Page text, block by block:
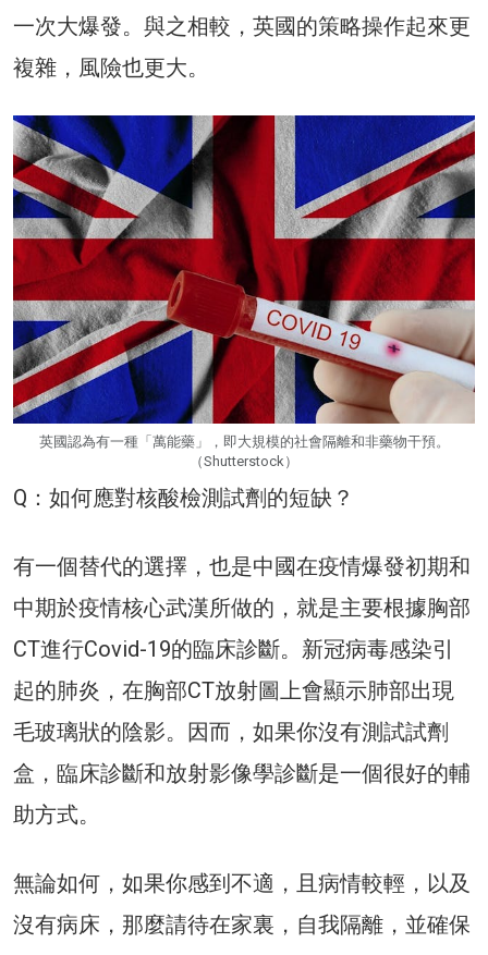
一次大爆發。與之相較，英國的策略操作起來更
複雜，風險也更大。
英國認為有一種「萬能藥」，即大規模的社會隔離和非藥物干預。
（Shutterstock）
Q：如何應對核酸檢測試劑的短缺？
有一個替代的選擇，也是中國在疫情爆發初期和
中期於疫情核心武漢所做的，就是主要根據胸部
CT進行Covid-19的臨床診斷。新冠病毒感染引
起的肺炎，在胸部CT放射圖上會顯示肺部出現
毛玻璃狀的陰影。因而，如果你沒有測試試劑
盒，臨床診斷和放射影像學診斷是一個很好的輔
助方式。
無論如何，如果你感到不適，且病情較輕，以及
沒有病床，那麼請待在家裏，自我隔離，並確保